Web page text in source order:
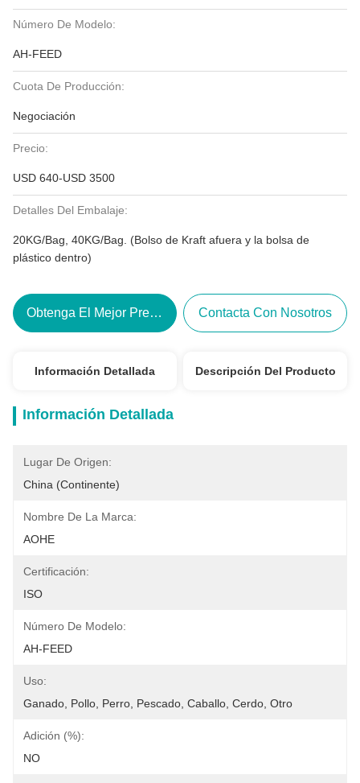
Número De Modelo:
AH-FEED
Cuota De Producción:
Negociación
Precio:
USD 640-USD 3500
Detalles Del Embalaje:
20KG/Bag, 40KG/Bag. (Bolso de Kraft afuera y la bolsa de
plástico dentro)
Obtenga El Mejor Precio Contacta Con Nosotros
Información Detallada Descripción Del Producto
Información Detallada
Lugar De Origen:
China (continente)
Nombre De La Marca:
AOHE
Certificación:
ISO
Número De Modelo:
AH-FEED
Uso:
Ganado, Pollo, Perro, Pescado, Caballo, Cerdo, Otro
Adición (%):
NO